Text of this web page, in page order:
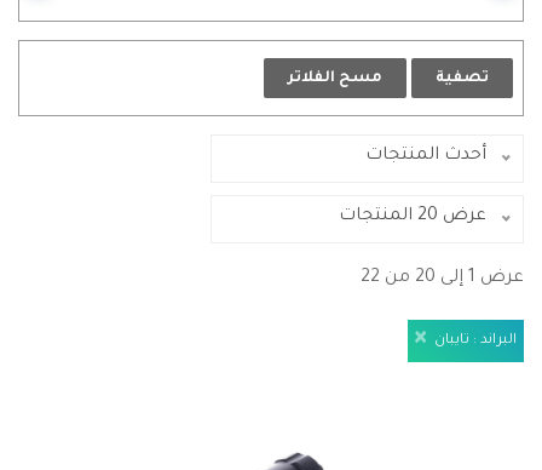
تصفية مسح الفلاتر
أحدث المنتجات
عرض 20 المنتجات
عرض 1 إلى 20 من 22